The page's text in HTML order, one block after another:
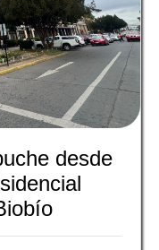
desde